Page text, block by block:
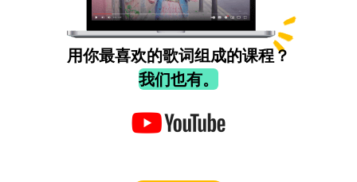
用你最喜欢的歌词组成的课程？
我们也有。